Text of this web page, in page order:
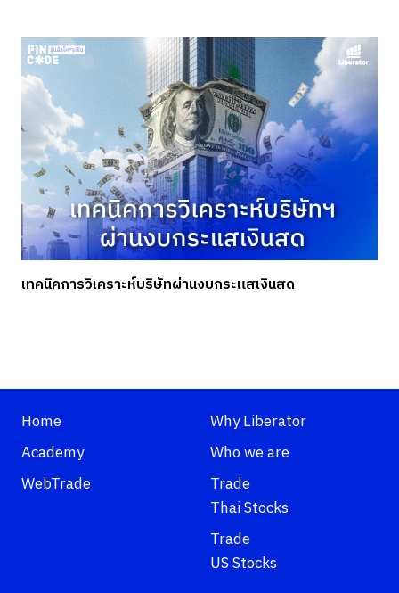
เทคนิคการวิเคราะห์บริษัทผ่านงบกระแสเงินสด
Home
Academy
WebTrade
Why Liberator
Who we are
Trade
Thai Stocks
Trade
US Stocks